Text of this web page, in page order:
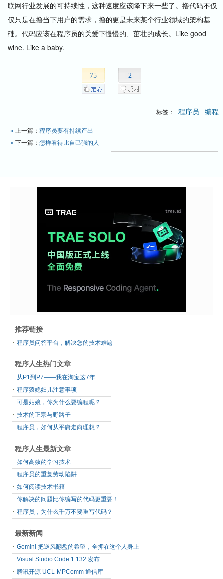
联网行业发展的可持续性，这种速度应该降下来一些了。撸代码不仅
仅只是在撸当下用户的需求，撸的更是未来某个行业领域的架构基
础。代码应该在程序员的关爱下慢慢的、茁壮的成长。Like good
wine. Like a baby.
75 2
标签： 程序员 编程
« 上一篇： 程序员要有持续产出
» 下一篇： 怎样看待比自己强的人
推荐链接
程序员问答平台，解决您的技术难题
程序人生热门文章
从P1到P7——我在淘宝这7年
程序猿媳妇儿注意事项
可是姑娘，你为什么要编程呢？
技术的正宗与野路子
程序员，如何从平庸走向理想？
程序人生最新文章
如何高效的学习技术
程序员的重复劳动陷阱
如何阅读技术书籍
你解决的问题比你编写的代码更重要！
程序员，为什么千万不要重写代码？
最新新闻
Gemini 把逆风翻盘的希望，全押在这个人身上
Visual Studio Code 1.132 发布
腾讯开源 UCL-MPComm 通信库